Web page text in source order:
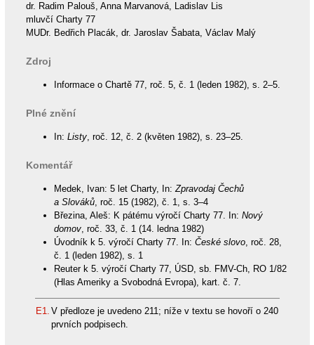
dr. Radim Palouš, Anna Marvanová, Ladislav Lis
mluvčí Charty 77
MUDr. Bedřich Placák, dr. Jaroslav Šabata, Václav Malý
Zdroj
Informace o Chartě 77, roč. 5, č. 1 (leden 1982), s. 2–5.
Plné znění
In: Listy, roč. 12, č. 2 (květen 1982), s. 23–25.
Komentář
Medek, Ivan: 5 let Charty, In:Zpravodaj Čechů
a Slováků, roč. 15 (1982), č. 1, s. 3–4
Březina, Aleš: K pátému výročí Charty 77. In: Nový
domov, roč. 33, č. 1 (14. ledna 1982)
Úvodník k 5. výročí Charty 77. In: České slovo, roč. 28,
č. 1 (leden 1982), s. 1
Reuter k 5. výročí Charty 77, ÚSD, sb. FMV-Ch, RO 1/82
(Hlas Ameriky a Svobodná Evropa), kart. č. 7.
E1. V předloze je uvedeno 211; níže v textu se hovoří o 240
prvních podpisech.